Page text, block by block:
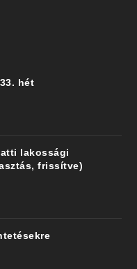
hét
lakossági
frissítve)